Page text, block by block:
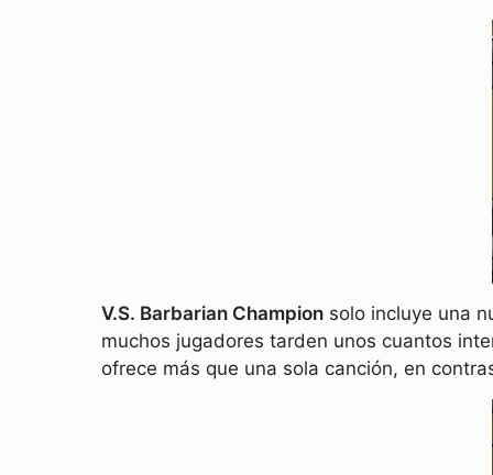
V.S. Barbarian Champion solo incluye una
muchos jugadores tarden unos cuantos
ofrece más que una sola canción, en